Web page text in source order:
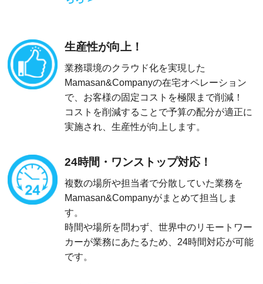
生産性が向上！
業務環境のクラウド化を実現した
Mamasan&Companyの在宅オペレーション
で、お客様の固定コストを極限まで削減！
コストを削減することで予算の配分が適正に
実施され、生産性が向上します。
24時間・ワンストップ対応！
複数の場所や担当者で分散していた業務を
Mamasan&Companyがまとめて担当しま
す。
時間や場所を問わず、世界中のリモートワー
カーが業務にあたるため、24時間対応が可能
です。